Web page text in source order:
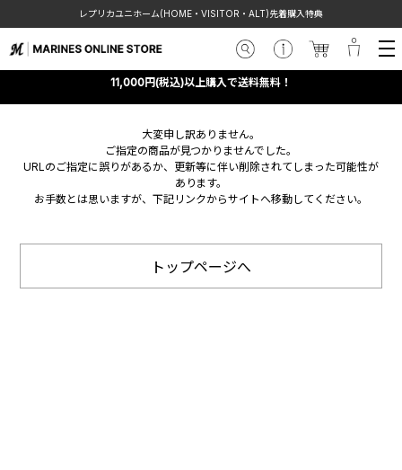
レプリカユニホーム(HOME・VISITOR・ALT)先着購入特典
11,000円(税込)以上購入で送料無料！
大変申し訳ありません。
ご指定の商品が見つかりませんでした。
URLのご指定に誤りがあるか、更新等に伴い削除されてしまった可能性が
あります。
お手数とは思いますが、下記リンクからサイトへ移動してください。
トップページへ